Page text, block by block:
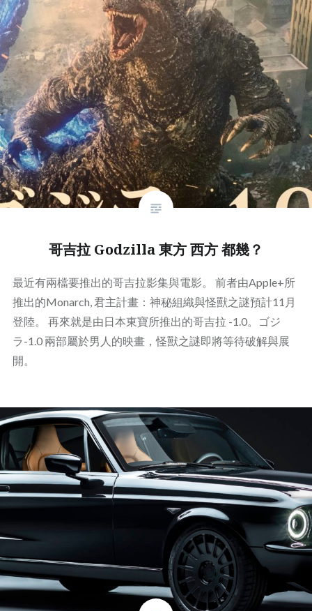
哥吉拉 Godzilla 東方 西方 都幾？
最近有兩檔要推出的哥吉拉影集與電影。 前者由Apple+所
推出的Monarch, 君主計畫：神秘組織與怪獸之謎預計11月
登陸。 再來就是由日本東寶所推出的哥吉拉 -1.0。ゴジ
ラ-1.0 兩部屬於男人的映畫，怪獸之謎即將等待破解與展
開。